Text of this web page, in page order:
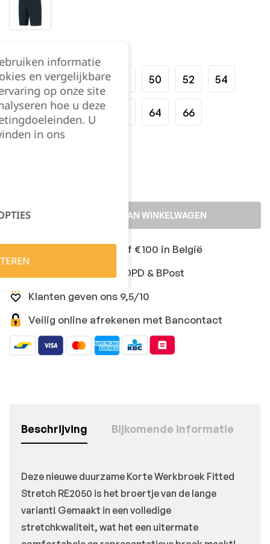
42 44 46 50 52 54
56 58 60 64 66
TOEVOEGEN AAN WINKELWAGEN
Gratis levering vanaf €100 in België
Snelle levering met DPD & BPost
Klanten geven ons 9,5/10
Veilig online afrekenen met Bancontact
Beschrijving Bijkomende informatie
Deze nieuwe duurzame Korte Werkbroek Fitted
Stretch RE2050 is het broertje van de lange
variant! Gemaakt in een volledige
stretchkwaliteit, wat het een uitermate
informatie
en vergelijkbare
op onze site
hoe u deze
U
in ons